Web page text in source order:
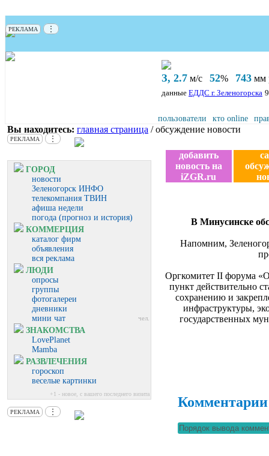
РЕКЛАМА ⋮
З, 2.7 м/с 52% 743 мм
данные ЕДДС г. Зеленогорска
пользователи кто online
Вы находитесь: главная страница / обсуждение новости
РЕКЛАМА ⋮
ГОРОД
новости
Зеленогорск ИНФО
телекомпания ТВИН
афиша недели
погода (прогноз и история)
КОММЕРЦИЯ
каталог фирм
объявления
вся реклама
ЛЮДИ
опросы
группы
фотогалереи
дневники
мини чат
чел.
ЗНАКОМСТВА
LovePlanet
Mamba
РАЗВЛЕЧЕНИЯ
гороскоп
веселые картинки
+1 - новое, с вашего последнего визита
РЕКЛАМА ⋮
добавить
новость на
iZGR.ru
В Минусинске
Напомним,
Оргкомитет II форума
пункт действительно
сохранению и
инфраструктуры,
государственных
Комментарии